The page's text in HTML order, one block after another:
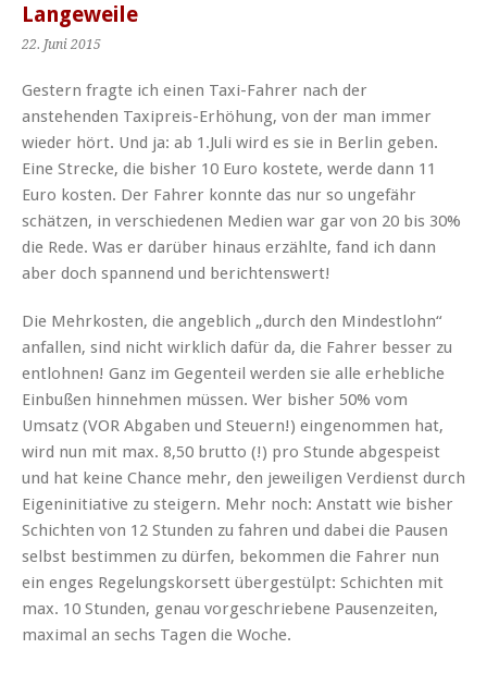
Langeweile
22. Juni 2015
Gestern fragte ich einen Taxi-Fahrer nach der
anstehenden Taxipreis-Erhöhung, von der man immer
wieder hört. Und ja: ab 1.Juli wird es sie in Berlin geben.
Eine Strecke, die bisher 10 Euro kostete, werde dann 11
Euro kosten. Der Fahrer konnte das nur so ungefähr
schätzen, in verschiedenen Medien war gar von 20 bis 30%
die Rede. Was er darüber hinaus erzählte, fand ich dann
aber doch spannend und berichtenswert!
Die Mehrkosten, die angeblich „durch den Mindestlohn“
anfallen, sind nicht wirklich dafür da, die Fahrer besser zu
entlohnen! Ganz im Gegenteil werden sie alle erhebliche
Einbußen hinnehmen müssen. Wer bisher 50% vom
Umsatz (VOR Abgaben und Steuern!) eingenommen hat,
wird nun mit max. 8,50 brutto (!) pro Stunde abgespeist
und hat keine Chance mehr, den jeweiligen Verdienst durch
Eigeninitiative zu steigern. Mehr noch: Anstatt wie bisher
Schichten von 12 Stunden zu fahren und dabei die Pausen
selbst bestimmen zu dürfen, bekommen die Fahrer nun
ein enges Regelungskorsett übergestülpt: Schichten mit
max. 10 Stunden, genau vorgeschriebene Pausenzeiten,
maximal an sechs Tagen die Woche.